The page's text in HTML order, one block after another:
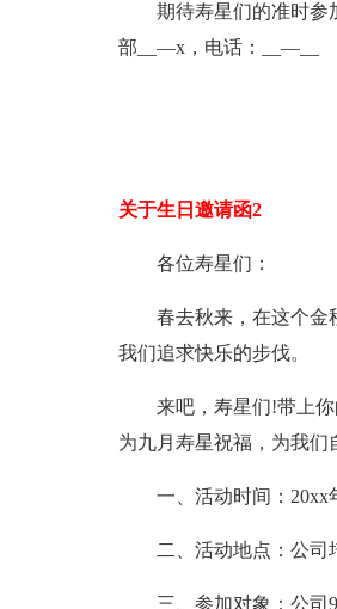
期待寿星们的准时参
部__—x，电话：__—__
关于生日邀请函2
各位寿星们：
春去秋来，在这个金
我们追求快乐的步伐。
来吧，寿星们!带上
为九月寿星祝福，为我们
一、活动时间：
二、活动地点：公司
三、参加对象：公司